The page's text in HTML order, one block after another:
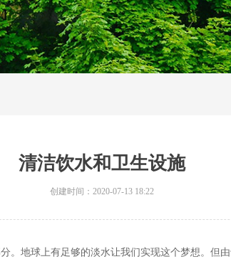
清洁饮水和卫生设施
地球上有足够的淡水让我们实现这个梦想。但
创建时间： 2020-07-13 18:22